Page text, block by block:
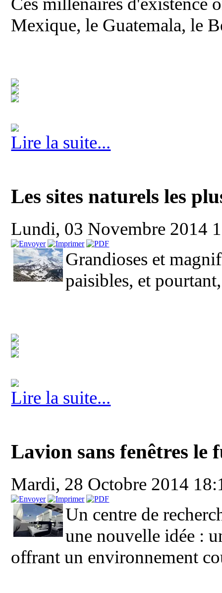
Mexique, le Guatemala, le
Lire la suite...
Les sites naturels les
Lundi, 03 Novembre 2014
Grandioses et
paisibles, et
Lire la suite...
Lavion sans fenêtres
Mardi, 28 Octobre 2014
Un centre de
une nouvelle idée :
offrant un environnement